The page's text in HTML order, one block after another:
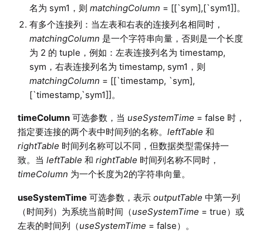
名为 sym1，则 matchingColumn = [[`sym],[`sym1]]。
有多个连接列：当左表和右表的连接列名相同时，
matchingColumn 是一个字符串向量，否则是一个长度
为 2 的 tuple，例如：左表连接列名为 timestamp,
sym，右表连接列名为 timestamp, sym1，则
matchingColumn = [[`timestamp, `sym],
[`timestamp,`sym1]]。
timeColumn可选参数，当 useSystemTime = false 时，
指定要连接的两个表中时间列的名称。 leftTable 和
rightTable 时间列名称可以不同，但数据类型需保持一
致。当 leftTable 和 rightTable 时间列名称不同时，
timeColumn 为一个长度为2的字符串向量。
useSystemTime可选参数，表示 outputTable 中第一列
（时间列）为系统当前时间（useSystemTime = true）或
左表的时间列（useSystemTime = false）。